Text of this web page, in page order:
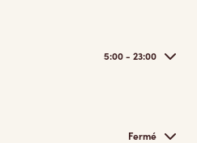
5:00 - 23:00
Fermé